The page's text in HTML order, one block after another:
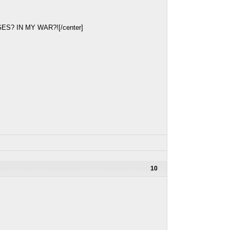
IN MY WAR?![/center]
10